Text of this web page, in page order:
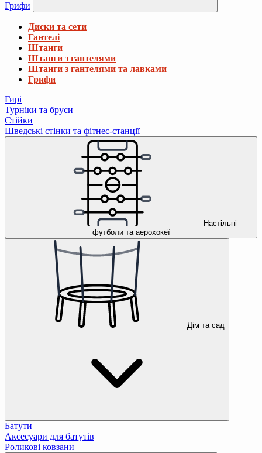
Грифи
Диски та сети
Гантелі
Штанги
Штанги з гантелями
Штанги з гантелями та лавками
Грифи
Гирі
Турніки та бруси
Стійки
Шведські стінки та фітнес-станції
Настільні
футболи та аерохокеї
Дім та сад
Батути
Аксесуари для батутів
Роликові ковзани